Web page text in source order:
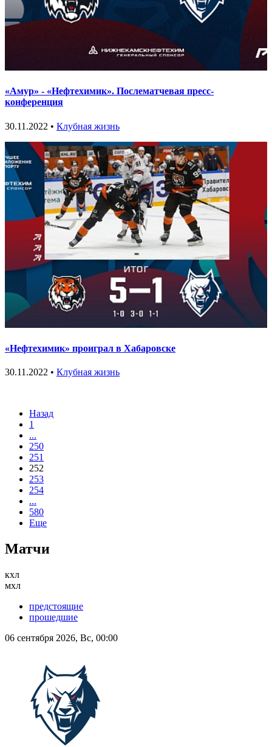
«Амур» - «Нефтехимик». Послематчевая пресс-
конференция
30.11.2022 • Клубная жизнь
«Нефтехимик» проиграл в Хабаровске
30.11.2022 • Клубная жизнь
Назад
1
...
250
251
252
253
254
...
580
Еще
Матчи
кхл
мхл
предстоящие
прошедшие
06 сентября 2026, Вс, 00:00